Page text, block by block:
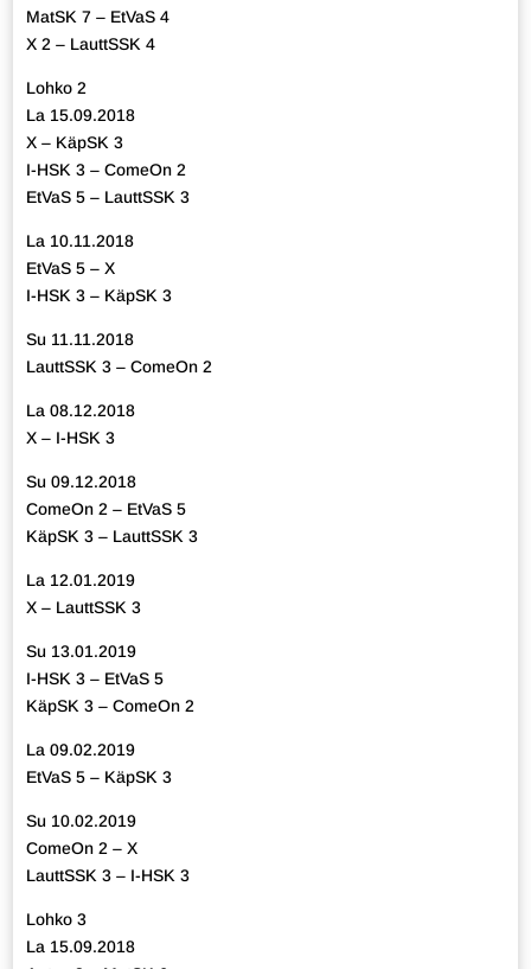
MatSK 7 – EtVaS 4
X 2 – LauttSSK 4
Lohko 2
La 15.09.2018
X – KäpSK 3
I-HSK 3 – ComeOn 2
EtVaS 5 – LauttSSK 3
La 10.11.2018
EtVaS 5 – X
I-HSK 3 – KäpSK 3
Su 11.11.2018
LauttSSK 3 – ComeOn 2
La 08.12.2018
X – I-HSK 3
Su 09.12.2018
ComeOn 2 – EtVaS 5
KäpSK 3 – LauttSSK 3
La 12.01.2019
X – LauttSSK 3
Su 13.01.2019
I-HSK 3 – EtVaS 5
KäpSK 3 – ComeOn 2
La 09.02.2019
EtVaS 5 – KäpSK 3
Su 10.02.2019
ComeOn 2 – X
LauttSSK 3 – I-HSK 3
Lohko 3
La 15.09.2018